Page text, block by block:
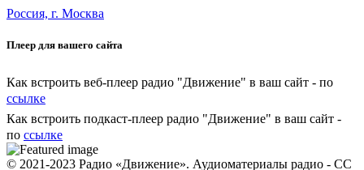
Россия, г. Москва
Плеер для вашего сайта
Как встроить веб-плеер радио "Движение" в ваш сайт - по
ссылке
Как встроить подкаст-плеер радио "Движение" в ваш сайт -
по ссылке
© 2021-2023 Радио «Движение». Аудиоматериалы радио - CC